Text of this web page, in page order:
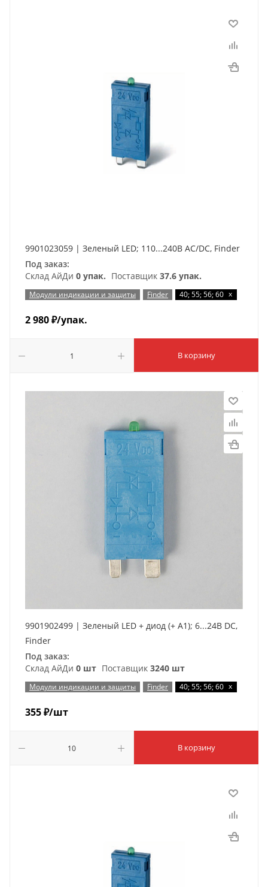
9901023059 | Зеленый LED; 110...240В AC/DC, Finder
Под заказ:
Склад АйДи 0 упак. Поставщик 37.6 упак.
Модули индикации и защиты Finder 40; 55; 56; 60 x
2 980₽/упак.
В корзину
9901902499 | Зеленый LED + диод (+ A1); 6...24В DC,
Finder
Под заказ:
Склад АйДи 0 шт Поставщик 3240 шт
Модули индикации и защиты Finder 40; 55; 56; 60 x
355₽/шт
В корзину